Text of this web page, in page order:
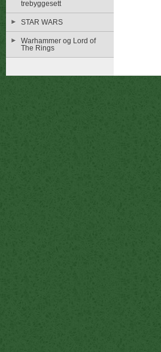
trebyggesett
STAR WARS
Warhammer og Lord of
The Rings